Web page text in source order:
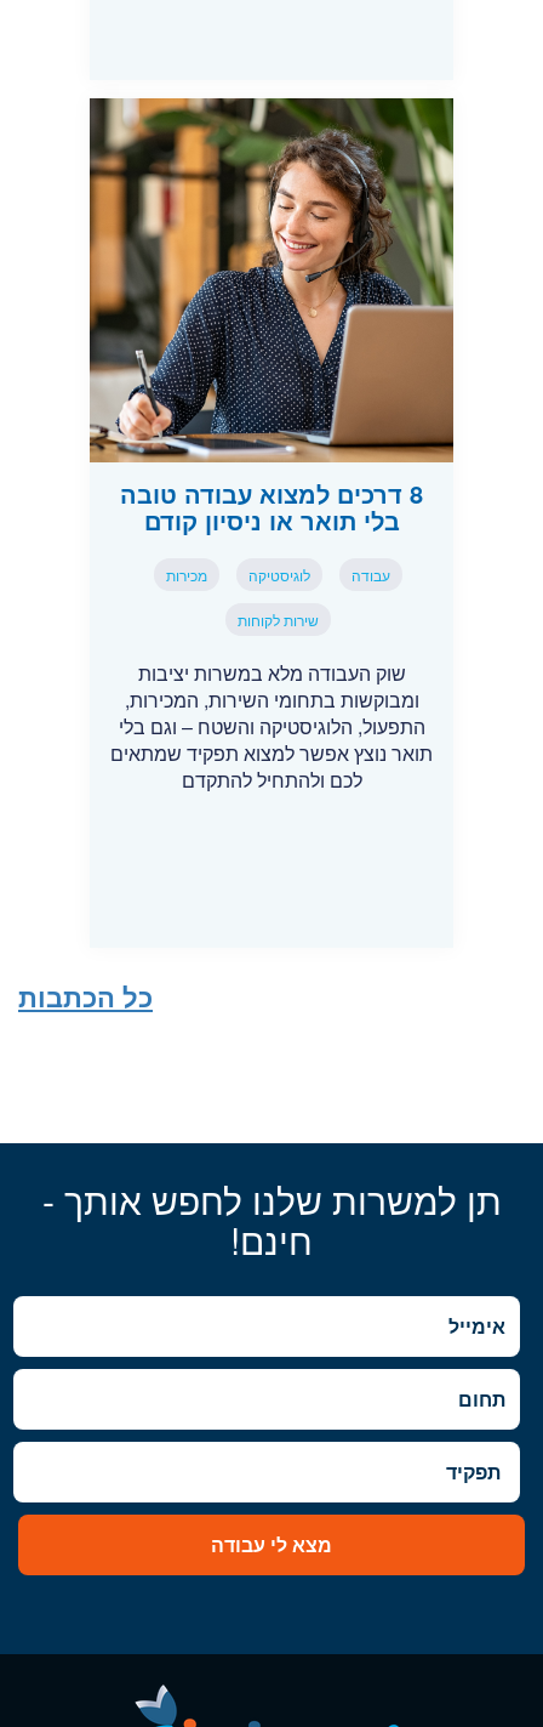
8 דרכים למצוא עבודה טובה
בלי תואר או ניסיון קודם
עבודה לוגיסטיקה מכירות
שירות לקוחות
שוק העבודה מלא במשרות יציבות
ומבוקשות בתחומי השירות, המכירות,
התפעול, הלוגיסטיקה והשטח – וגם בלי
תואר נוצץ אפשר למצוא תפקיד שמתאים
לכם ולהתחיל להתקדם
כל הכתבות
תן למשרות שלנו לחפש אותך -
חינם!
מצא לי עבודה